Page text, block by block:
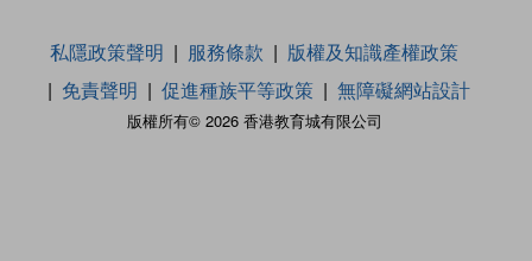
版權所有© 2026 香港教育城有限公司
私隱政策聲明 服務條款
版權及知識產權政策
免責聲明
促進種族平等政策 無障礙網站設計